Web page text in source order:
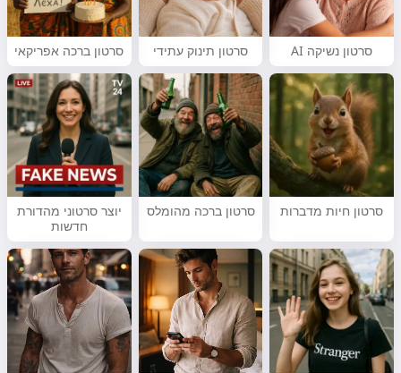
סרטון נשיקה AI סרטון תינוק עתידי סרטון ברכה אפריקאי
סרטון חיות מדברות סרטון ברכה מהומלס יוצר סרטוני מהדורת
חדשות